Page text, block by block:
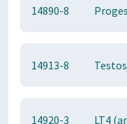
14890-8
14913-8
14920-3 LT4